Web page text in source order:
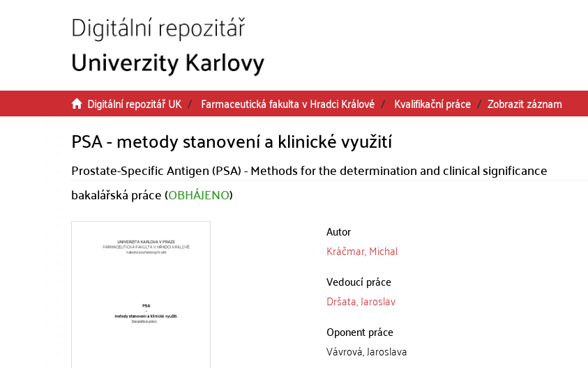
Digitální repozitář UK Farmaceutická fakulta v Hradci Králové Kvalifikační práce Zobrazit záznam
PSA - metody stanovení a klinické využití
Prostate-Specific Antigen (PSA) - Methods for the determination and clinical significance
bakalářská práce (OBHÁJENO)
Autor
Kráčmar, Michal
Vedoucí práce
Dršata, Jaroslav
Oponent práce
Vávrová, Jaroslava